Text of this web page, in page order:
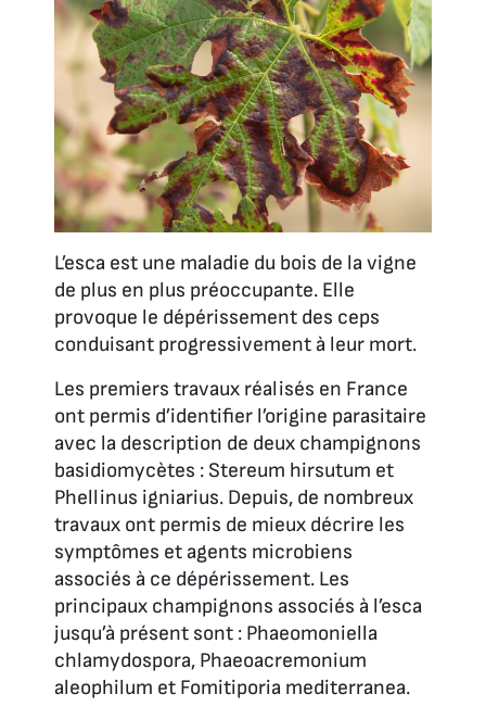
L’esca est une maladie du bois de la vigne
de plus en plus préoccupante. Elle
provoque le dépérissement des ceps
conduisant progressivement à leur mort.
Les premiers travaux réalisés en France
ont permis d’identifier l’origine parasitaire
avec la description de deux champignons
basidiomycètes : Stereum hirsutum et
Phellinus igniarius. Depuis, de nombreux
travaux ont permis de mieux décrire les
symptômes et agents microbiens
associés à ce dépérissement. Les
principaux champignons associés à l’esca
jusqu’à présent sont : Phaeomoniella
chlamydospora, Phaeoacremonium
aleophilum et Fomitiporia mediterranea.